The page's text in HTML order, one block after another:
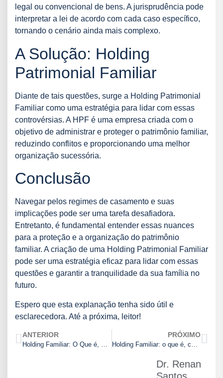
legal ou convencional de bens. A jurisprudência pode
interpretar a lei de acordo com cada caso específico,
tornando o cenário ainda mais complexo.
A Solução: Holding
Patrimonial Familiar
Diante de tais questões, surge a Holding Patrimonial
Familiar como uma estratégia para lidar com essas
controvérsias. A HPF é uma empresa criada com o
objetivo de administrar e proteger o patrimônio familiar,
reduzindo conflitos e proporcionando uma melhor
organização sucessória.
Conclusão
Navegar pelos regimes de casamento e suas
implicações pode ser uma tarefa desafiadora.
Entretanto, é fundamental entender essas nuances
para a proteção e a organização do patrimônio
familiar. A criação de uma Holding Patrimonial Familiar
pode ser uma estratégia eficaz para lidar com essas
questões e garantir a tranquilidade da sua família no
futuro.
Espero que esta explanação tenha sido útil e
esclarecedora. Até a próxima, leitor!
ANTERIOR
Holding Familiar: O Que é, Como Funciona e Como Pode Ajudar sua Família
PRÓXIMO
Holding Familiar: o que é, como funciona e suas vantagens
Dr. Renan